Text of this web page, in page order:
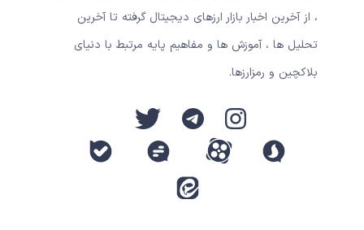
، از آخرین اخبار بازار ارزهای دیجیتال گرفته تا آخرین
تحلیل ها ، آموزش ها و مفاهیم پایه مرتبط با دنیای
بلاکچین و رمزارزها.